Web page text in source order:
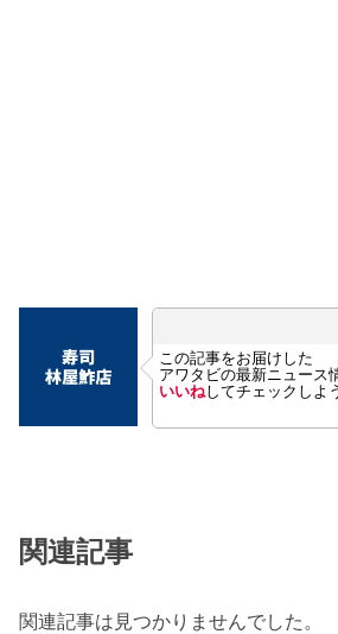
この記事をお届けした
アワタビの最新ニュース
いいねしてチェックしよ
関連記事
関連記事は見つかりませんでした。